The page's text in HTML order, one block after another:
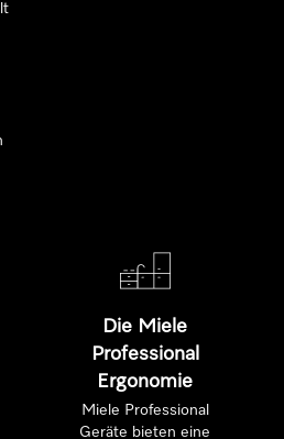
Die Miele
Professional
Ergonomie
Miele Professional
Geräte bieten eine